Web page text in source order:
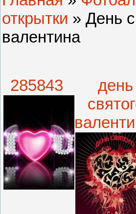
открытки » День
валентина
285843
день